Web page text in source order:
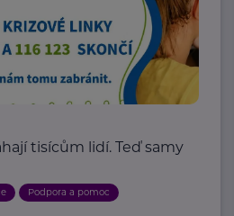
tisícům lidí. Teď samy
Podpora a pomoc